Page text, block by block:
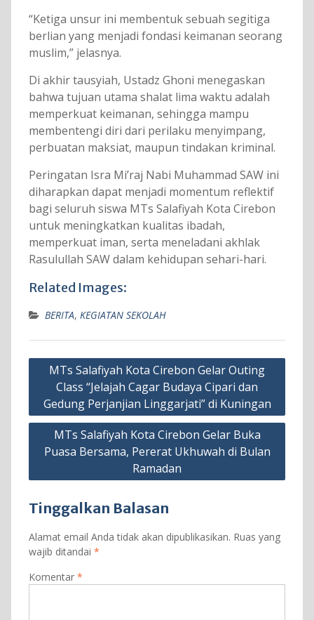
“Ketiga unsur ini membentuk sebuah segitiga
berlian yang menjadi fondasi keimanan seorang
muslim,” jelasnya.
Di akhir tausyiah, Ustadz Ghoni menegaskan
bahwa tujuan utama shalat lima waktu adalah
memperkuat keimanan, sehingga mampu
membentengi diri dari perilaku menyimpang,
perbuatan maksiat, maupun tindakan kriminal.
Peringatan Isra Mi’raj Nabi Muhammad SAW ini
diharapkan dapat menjadi momentum reflektif
bagi seluruh siswa MTs Salafiyah Kota Cirebon
untuk meningkatkan kualitas ibadah,
memperkuat iman, serta meneladani akhlak
Rasulullah SAW dalam kehidupan sehari-hari.
Related Images:
BERITA, KEGIATAN SEKOLAH
Navigasi
MTs Salafiyah Kota Cirebon Gelar Outing
Class “Jelajah Cagar Budaya Cipari dan
Gedung Perjanjian Linggarjati” di Kuningan
MTs Salafiyah Kota Cirebon Gelar Buka
Puasa Bersama, Pererat Ukhuwah di Bulan
Ramadan
Tinggalkan Balasan
Alamat email Anda tidak akan dipublikasikan. Ruas yang
wajib ditandai *
Komentar *